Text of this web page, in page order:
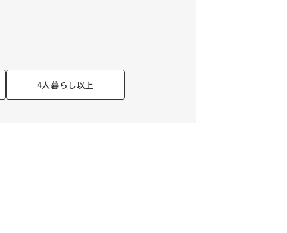
4人暮らし以上